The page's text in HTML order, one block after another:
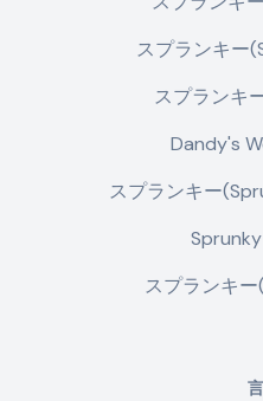
スプランキー
スプランキ
Dandy's
スプランキー
スプランキ